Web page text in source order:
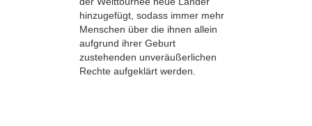
hinzugefügt, sodass immer mehr
Menschen über die ihnen allein
aufgrund ihrer Geburt
zustehenden unveräußerlichen
Rechte aufgeklärt werden.